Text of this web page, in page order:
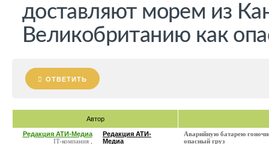
доставляют морем из
Великобританию как
ОТВЕТИТЬ
Автор
Редакция АТИ-Медиа
IT-компания ,
Редакция АТИ-
Медиа
Аварийную батарею
опасный груз